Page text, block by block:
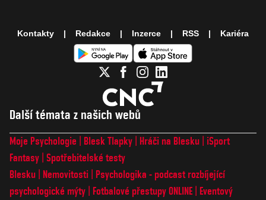
Další témata z našich webů
Moje Psychologie Blesk Tlapky Hráči na Blesku
iSport
Fantasy Spotřebitelské testy
Blesku
Nemovitosti
Psychologika - podcast rozbíjející
psychologické mýty
Fotbalové přestupy ONLINE
Eventový
Kontakty Redakce Inzerce RSS Kariéra